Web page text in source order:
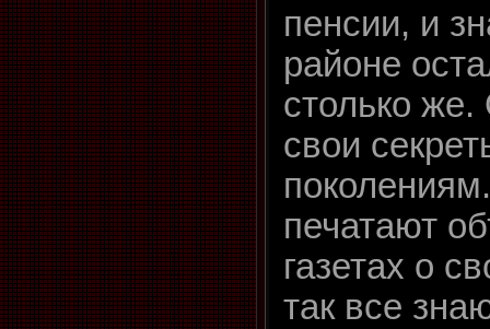
пенсии, и
районе
столько
свои
печатают
газетах о
так все